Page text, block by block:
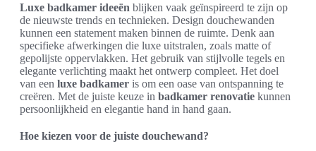
Luxe badkamer ideeën blijken vaak geïnspireerd te zijn op
de nieuwste trends en technieken. Design douchewanden
kunnen een statement maken binnen de ruimte. Denk aan
specifieke afwerkingen die luxe uitstralen, zoals matte of
gepolijste oppervlakken. Het gebruik van stijlvolle tegels en
elegante verlichting maakt het ontwerp compleet. Het doel
van een luxe badkamer is om een oase van ontspanning te
creëren. Met de juiste keuze in badkamer renovatie kunnen
persoonlijkheid en elegantie hand in hand gaan.
Hoe kiezen voor de juiste douchewand?